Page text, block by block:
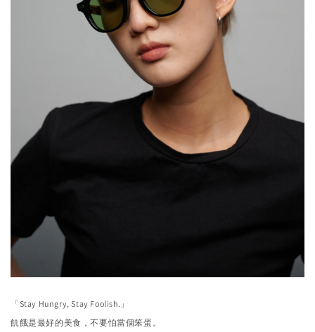
「Stay Hungry, Stay Foolish.」
飢餓是最好的美食，不要怕當個笨蛋。